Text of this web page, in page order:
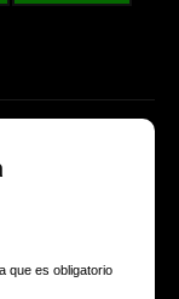
que es obligatorio